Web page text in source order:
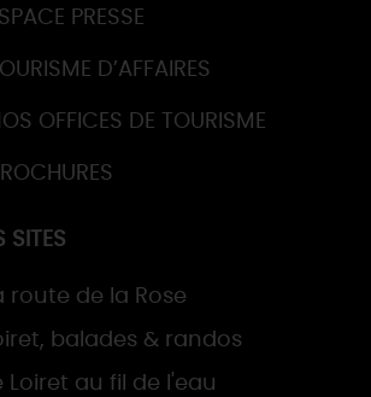
PRESSE
D’AFFAIRES
OFFICES DE TOURISME
SITES
route de la Rose
balades & randos
Loiret au fil de l'eau